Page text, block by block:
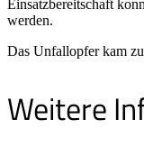
Einsatzbereitschaft
werden.
Das Unfallopfer kam
Weitere